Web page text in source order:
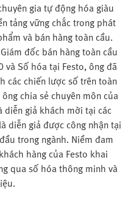
gia tự động hóa giàu
tảng vững chắc trong phát
và bán hàng toàn cầu.
đốc bán hàng toàn cầu
và Số hóa tại Festo, ông đã
các chiến lược số trên toàn
chia sẻ chuyên môn của
diễn giả khách mời tại các
diễn giả được công nhận tại
trong ngành. Niềm đam
hàng của Festo khai
qua số hóa thông minh và